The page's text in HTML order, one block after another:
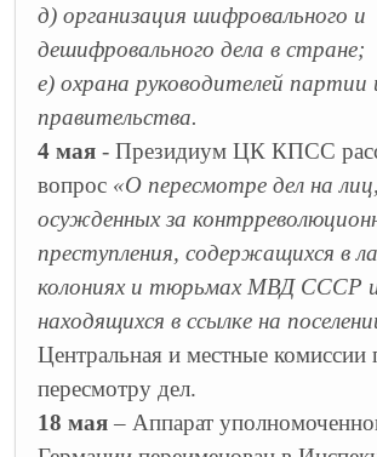
д) организация шифровального и
дешифровального дела в стране;
е) охрана руководителей партии
правительства.
4 мая - Президиум ЦК КПСС
вопрос «О пересмотре дел на лиц,
осужденных за
преступления, содержащихся в
колониях и тюрьмах МВД СССР
находящихся в ссылке на
Центральная и местные комиссии
пересмотру дел.
18 мая – Аппарат